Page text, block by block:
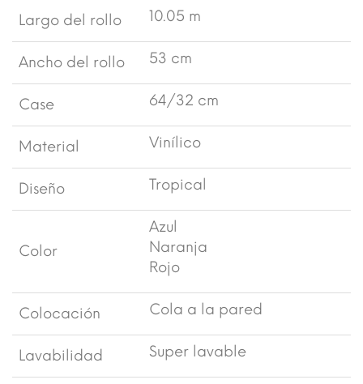
Largo del rollo 10.05 m
Ancho del rollo 53 cm
Case 64/32 cm
Material Vinílico
Diseño Tropical
Color
Azul
Naranja
Rojo
Colocación Cola a la pared
Lavabilidad Super lavable